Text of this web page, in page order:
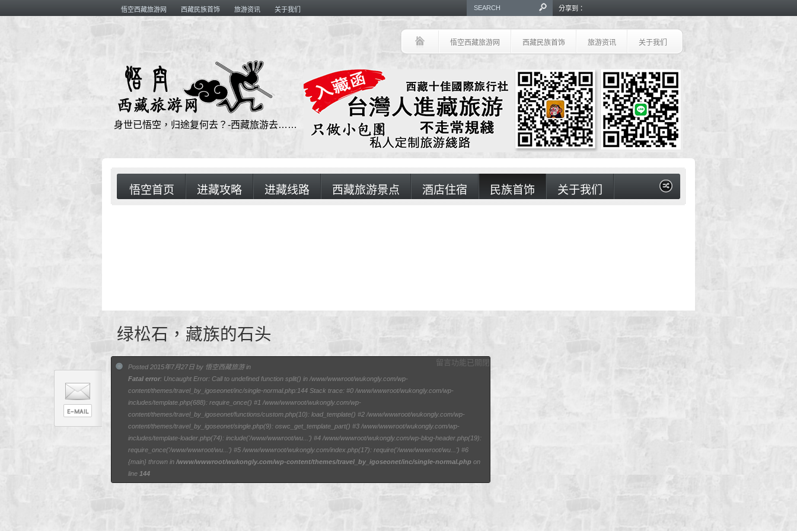
悟空西藏旅游网 西藏民族首饰 旅游资讯 关于我们 分享到：
悟空西藏旅游网 西藏民族首饰 旅游资讯 关于我们
身世已悟空，归途复何去？-西藏旅游去……
悟空首页 进藏攻略 进藏线路 西藏旅游景点 酒店住宿 民族首饰 关于我们
绿松石，藏族的石头
留言功能已關閉
Posted 2015年7月27日 by 悟空西藏旅游 in
Fatal error: Uncaught Error: Call to undefined function split() in /www/wwwroot/wukongly.com/wp-
content/themes/travel_by_igoseonet/inc/single-normal.php:144 Stack trace: #0 /www/wwwroot/wukongly.com/wp-
includes/template.php(688): require_once() #1 /www/wwwroot/wukongly.com/wp-
content/themes/travel_by_igoseonet/functions/custom.php(10): load_template() #2 /www/wwwroot/wukongly.com/wp-
content/themes/travel_by_igoseonet/single.php(9): oswc_get_template_part() #3 /www/wwwroot/wukongly.com/wp-
includes/template-loader.php(74): include('/www/wwwroot/wu...') #4 /www/wwwroot/wukongly.com/wp-blog-header.php(19):
require_once('/www/wwwroot/wu...') #5 /www/wwwroot/wukongly.com/index.php(17): require('/www/wwwroot/wu...') #6
{main} thrown in /www/wwwroot/wukongly.com/wp-content/themes/travel_by_igoseonet/inc/single-normal.php on
line 144